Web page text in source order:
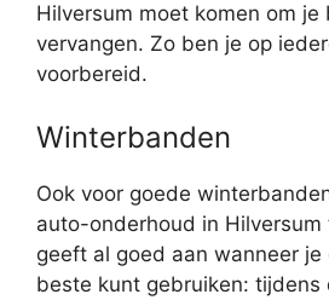
Hilversum moet komen om
vervangen. Zo ben je op
voorbereid.
Winterbanden
Ook voor goede
auto-onderhoud in Hilversum
geeft al goed aan wanneer
beste kunt gebruiken: tijdens